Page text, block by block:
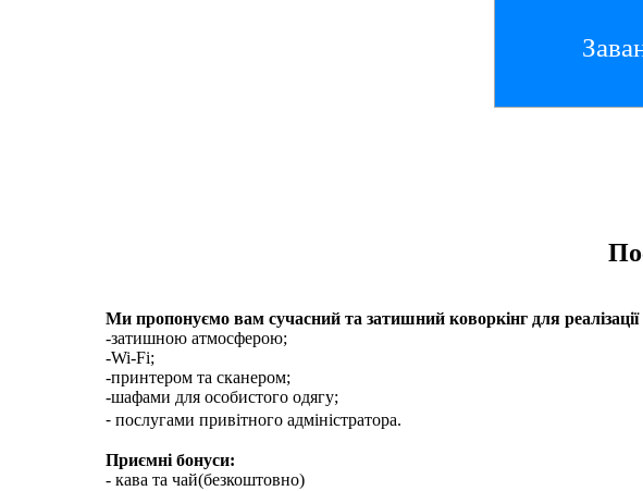
Ми пропонуємо вам сучасний та затишний коворкінг для
-затишною атмосферою;
-Wi-Fi;
-принтером та сканером;
-шафами для особистого одягу;
⁃ послугами привітного адміністратора.
Приємні бонуси:
- кава та чай(безкоштовно)